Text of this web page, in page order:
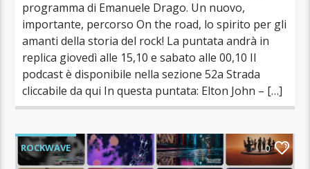
programma di Emanuele Drago. Un nuovo,
importante, percorso On the road, lo spirito per gli
amanti della storia del rock! La puntata andrà in
replica giovedì alle 15,10 e sabato alle 00,10 Il
podcast è disponibile nella sezione 52a Strada
cliccabile da qui In questa puntata: Elton John – […]
ROCKWAVE 0